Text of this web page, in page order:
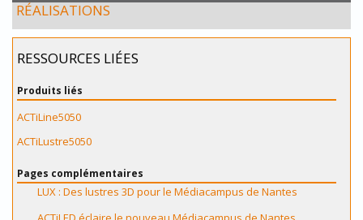
RÉALISATIONS
RESSOURCES LIÉES
Produits liés
ACTiLine5050
ACTiLustre5050
Pages complémentaires
LUX : Des lustres 3D pour le Médiacampus de Nantes